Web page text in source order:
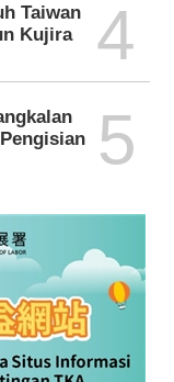
Taiwan
Kujira
4
5